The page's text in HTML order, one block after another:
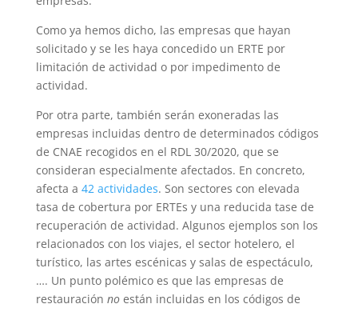
Como ya hemos dicho, las empresas que hayan
solicitado y se les haya concedido un ERTE por
limitación de actividad o por impedimento de
actividad.
Por otra parte, también serán exoneradas las
empresas incluidas dentro de determinados códigos
de CNAE recogidos en el RDL 30/2020, que se
consideran especialmente afectados. En concreto,
afecta a 42 actividades. Son sectores con elevada
tasa de cobertura por ERTEs y una reducida tase de
recuperación de actividad. Algunos ejemplos son los
relacionados con los viajes, el sector hotelero, el
turístico, las artes escénicas y salas de espectáculo,
…. Un punto polémico es que las empresas de
restauración noestán incluidas en los códigos de